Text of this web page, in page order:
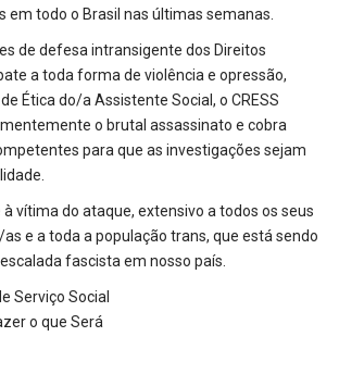
em todo o Brasil nas últimas semanas.
de defesa intransigente dos Direitos
a toda forma de violência e opressão,
Ética do/a Assistente Social, o CRESS
o brutal assassinato e cobra
para que as investigações sejam
à vítima do ataque, extensivo a todos os seus
e a toda a população trans, que está sendo
fascista em nosso país.
Serviço Social
o que Será